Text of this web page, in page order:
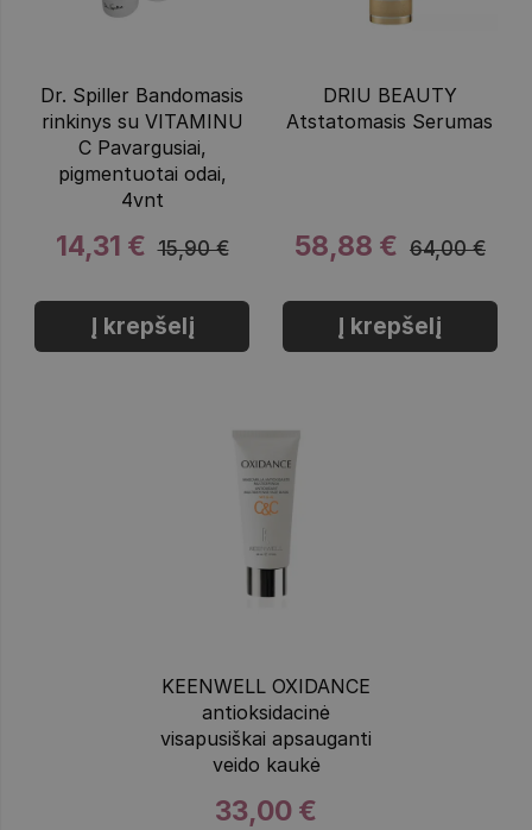
Dr. Spiller Bandomasis
rinkinys su VITAMINU
C Pavargusiai,
pigmentuotai odai,
4vnt
14,31 € 15,90 €
Į krepšelį
DRIU BEAUTY
Atstatomasis Serumas
58,88 € 64,00 €
Į krepšelį
KEENWELL OXIDANCE
antioksidacinė
visapusiškai apsauganti
veido kaukė
33,00 €